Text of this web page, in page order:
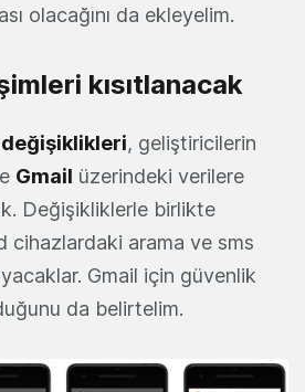
olacağını da ekleyelim.
kısıtlanacak
değişiklikleri, geliştiricilerin
Gmail üzerindeki verilere
Değişikliklerle birlikte
cihazlardaki arama ve sms
Gmail için güvenlik
da belirtelim.